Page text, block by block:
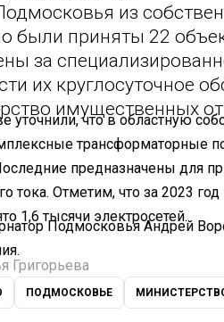
из
были приняты 22
за
их круглосуточное
имущественных
уточнили, что в областную
трансформаторные
предназначены для
тока. Отметим, что за 2023
1,6 тысячи электросетей.
Подмосковья Андрей
Григорьева
ПОДМОСКОВЬЕ